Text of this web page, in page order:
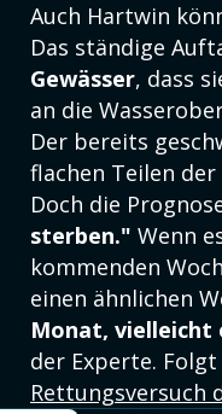
Auch Hartwin
Das ständige
Gewässer, dass
an die
Der bereits
flachen Teilen
Doch die
sterben." Wenn
kommenden
einen ähnlichen
Monat, vielleicht
der Experte.
Rettungsversuch